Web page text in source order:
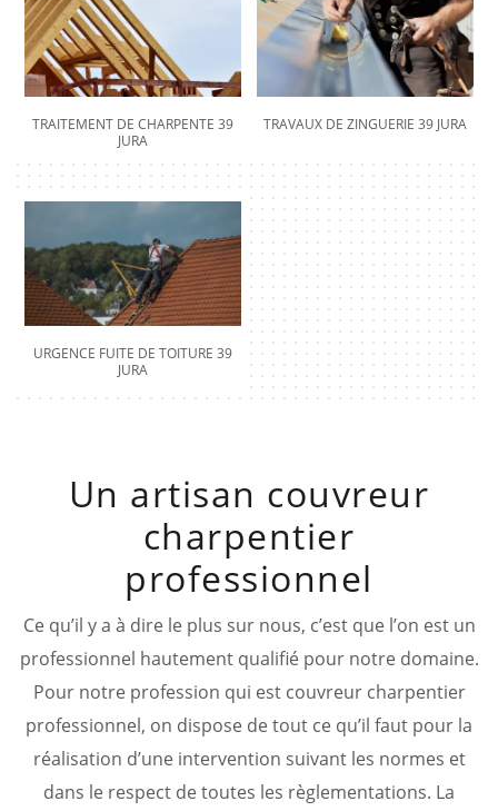
TRAITEMENT DE CHARPENTE 39
JURA
TRAVAUX DE ZINGUERIE 39 JURA
URGENCE FUITE DE TOITURE 39
JURA
Un artisan couvreur
charpentier
professionnel
Ce qu’il y a à dire le plus sur nous, c’est que l’on est un
professionnel hautement qualifié pour notre domaine.
Pour notre profession qui est couvreur charpentier
professionnel, on dispose de tout ce qu’il faut pour la
réalisation d’une intervention suivant les normes et
dans le respect de toutes les règlementations. La